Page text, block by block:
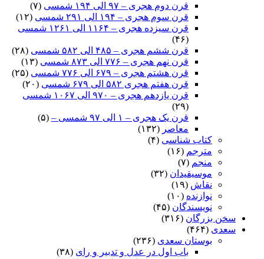
قرن دوم هجری – ۹۷ الی ۱۹۴ شمسی
(۷)
قرن سوم هجری – ۱۹۴ الی ۲۹۱ شمسی
(۱۲)
قرن سیزده هجری – ۱۱۶۴ الی ۱۲۶۱ شمسی
(۴۶)
قرن ششم هجری – ۴۸۵ الی ۵۸۲ شمسی
(۲۸)
قرن نهم هجری – ۷۷۶ الی ۸۷۳ شمسی
(۱۳)
قرن هشتم هجری – ۶۷۹ الی ۷۷۶ شمسی
(۲۵)
قرن هفتم هجری ۵۸۲ الی ۶۷۹ شمسی
(۲۰)
قرن یازدهم هجری – ۹۷۰ الی ۱۰۶۷ شمسی
(۲۹)
قرن یک هجری – ۱ الی ۹۷ شمسی –
(۵)
معاصر (۱۳۲)
کتاب شناسی (۴)
مترجم (۱۶)
منجم (۷)
موسیقیدان (۳۲)
نقاش (۱۹)
نوازنده (۱۰)
نویسندگان (۴۵)
سخن بزرگان (۳۱۶)
سعدی (۴۶۴)
بوستان سعدی (۲۳۶)
باب اول در عدل و تدبیر و رای (۳۸)